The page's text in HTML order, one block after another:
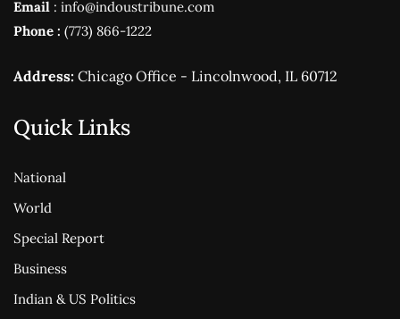
Email : info@indoustribune.com
Phone : (773) 866-1222
Address: Chicago Office - Lincolnwood, IL 60712
Quick Links
National
World
Special Report
Business
Indian & US Politics